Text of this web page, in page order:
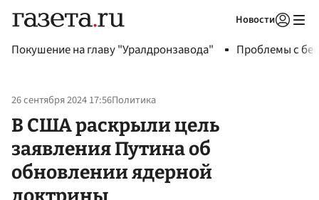
Новости
Покушение на главу "Уралдронзавода" Проблемы с
26 сентября 2024 17:56Политика
В США раскрыли цель
заявления Путина об
обновлении ядерной